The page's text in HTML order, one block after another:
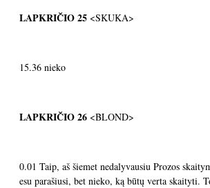
LAPKRIČIO25 <SKUKA>
15.36 nieko
LAPKRIČIO26 <BLOND>
0.01 Taip, aš šiemet nedalyvausiu Prozos
esu parašiusi, bet nieko, ką būtų verta skaityti.